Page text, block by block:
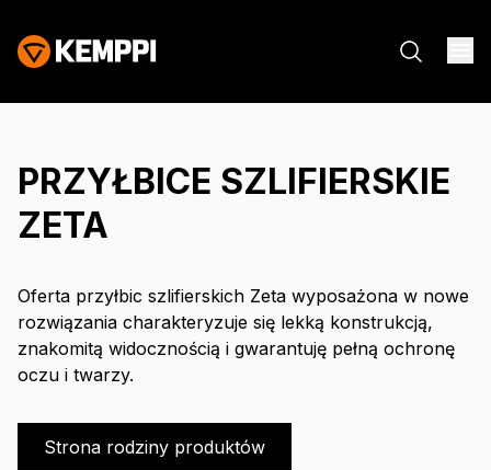
PRZYŁBICE SZLIFIERSKIE
ZETA
Oferta przyłbic szlifierskich Zeta wyposażona w nowe
rozwiązania charakteryzuje się lekką konstrukcją,
znakomitą widocznością i gwarantuję pełną ochronę
oczu i twarzy.
Strona rodziny produktów